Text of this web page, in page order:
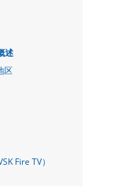
述
区
Fire TV）